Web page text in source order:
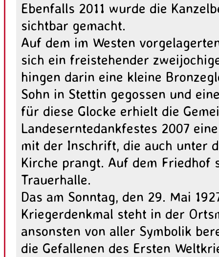
Ebenfalls 2011 wurde die
sichtbar gemacht.
Auf dem im Westen
sich ein freistehender
hingen darin eine kleine
Sohn in Stettin gegossen und
für diese Glocke erhielt die
Landeserntedankfestes 2007
mit der Inschrift, die auch unter
Kirche prangt. Auf dem Friedhof
Trauerhalle.
Das am Sonntag, den 29. Mai
Kriegerdenkmal steht in der
ansonsten von aller Symbolik
die Gefallenen des Ersten